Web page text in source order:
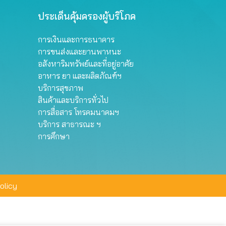
ประเด็นคุ้มครองผู้บริโภค
การเงินและการธนาคาร
การขนส่งและยานพาหนะ
อสังหาริมทรัพย์และที่อยู่อาศัย
อาหาร ยา และผลิตภัณฑ์ฯ
บริการสุขภาพ
สินค้าและบริการทั่วไป
การสื่อสาร โทรคมนาคมฯ
บริการ สาธารณะ ฯ
การศึกษา